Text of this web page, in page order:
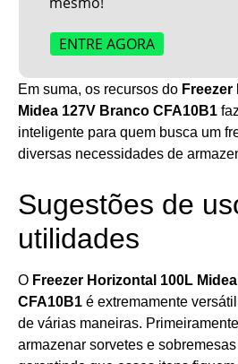
ENTRE AGORA
Em suma, os recursos do
Midea 127V Branco CFA10B1
inteligente para quem busca um
diversas necessidades de
Sugestões de
utilidades
O Freezer Horizontal 100L
CFA10B1 é extremamente
de várias maneiras.
armazenar sorvetes e